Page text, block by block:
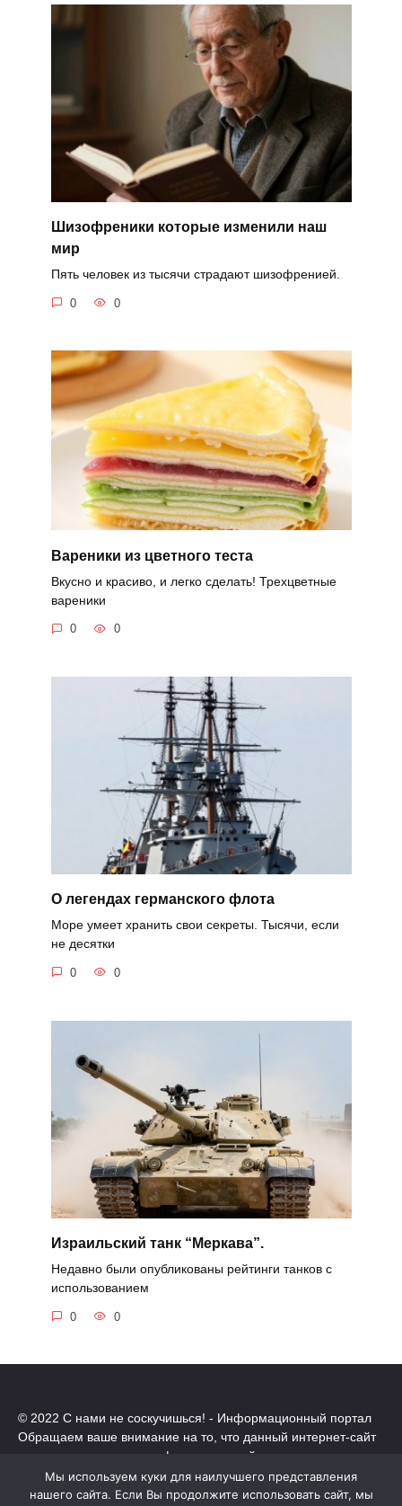
Шизофреники которые изменили наш
мир
Пять человек из тысячи страдают шизофренией.
0 0
Вареники из цветного теста
Вкусно и красиво, и легко сделать! Трехцветные
вареники
0 0
О легендах германского флота
Море умеет хранить свои секреты. Тысячи, если
не десятки
0 0
Израильский танк “Меркава”.
Недавно были опубликованы рейтинги танков с
использованием
0 0
© 2022 С нами не соскучишься! - Информационный портал
Обращаем ваше внимание на то, что данный интернет-сайт
носит исключительно информационный характер.
Все торговые марки принадлежат их владельцам. Все права
защищены.
Мы используем куки для наилучшего представления
нашего сайта. Если Вы продолжите использовать сайт, мы